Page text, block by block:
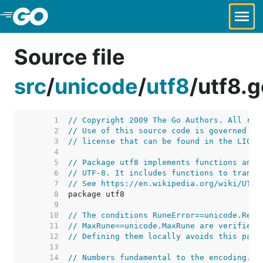
Skip to Main Content
Source file
src/unicode/utf8/
     1
// Copyright 2009 The Go Authors. All
     2
// Use of this source code is governed by
     3
// license that can be found in the
     4
     5
// Package utf8 implements functions
     6
// UTF-8. It includes functions to
     7
// See https://en.wikipedia.org/wiki/UTF-
     8
     9
    10
// The conditions
    11
// MaxRune==unicode.MaxRune are
    12
// Defining them locally avoids this
    13
    14
// Numbers fundamental to the encoding.